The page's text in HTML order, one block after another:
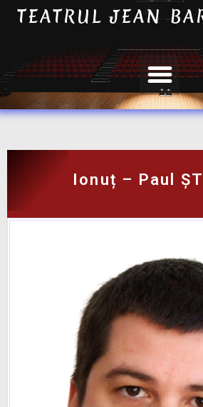
TEATRUL JEAN
Ionuț – Paul